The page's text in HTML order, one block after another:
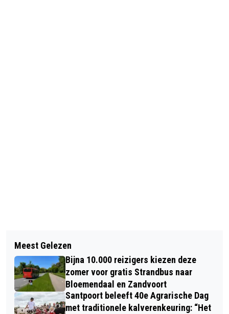
ALLERZIELEN 2 NOVEMBER 2016
HIJ KOMT HIJ KOMT BLOEMENDAAL
Meest Gelezen
Bijna 10.000 reizigers kiezen deze
zomer voor gratis Strandbus naar
Bloemendaal en Zandvoort
Santpoort beleeft 40e Agrarische Dag
met traditionele kalverenkeuring: “Het